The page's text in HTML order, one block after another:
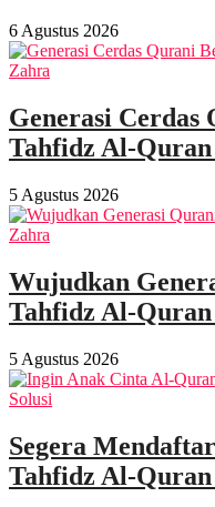
6 Agustus 2026
Generasi Cerdas
Tahfidz Al-
5 Agustus 2026
Wujudkan
Tahfidz Al-
5 Agustus 2026
Segera
Tahfidz Al-